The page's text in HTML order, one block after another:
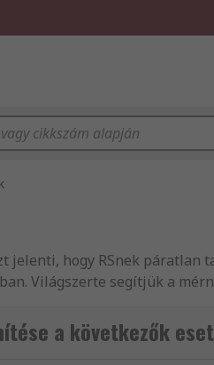
hogy RSnek páratlan
Világszerte segítjük a
Ügyfeleink
arra, hogy DC-
a következők